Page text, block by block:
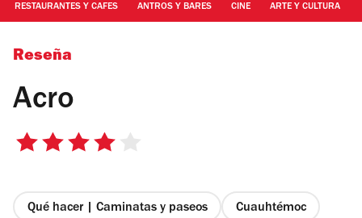
RESTAURANTES Y CAFES ANTROS Y BARES CINE ARTE Y CULTURA
Alejandra Carbajal
Reseña
Acro
4
estrellas
Qué hacer | Caminatas y paseos Cuauhtémoc